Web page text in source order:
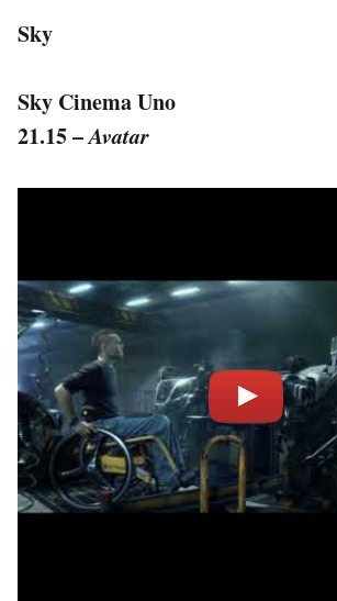
Sky
Sky Cinema Uno
21.15 –Avatar